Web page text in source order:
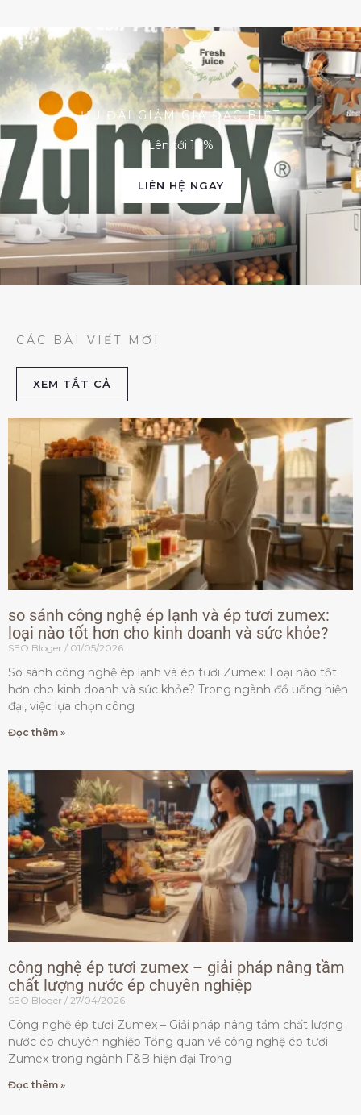
ƯU ĐÃI GIẢM GIÁ ĐẶC BIỆT
Lên tới 10%
LIÊN HỆ NGAY
CÁC BÀI VIẾT MỚI
XEM TẮT CẢ
so sánh công nghệ ép lạnh và ép tươi zumex:
loại nào tốt hơn cho kinh doanh và sức khỏe?
SEO Bloger 01/05/2026
So sánh công nghệ ép lạnh và ép tươi Zumex: Loại nào tốt
hơn cho kinh doanh và sức khỏe? Trong ngành đồ uống hiện
đại, việc lựa chọn công
Đọc thêm »
công nghệ ép tươi zumex – giải pháp nâng tầm
chất lượng nước ép chuyên nghiệp
SEO Bloger 27/04/2026
Công nghệ ép tươi Zumex – Giải pháp nâng tầm chất lượng
nước ép chuyên nghiệp Tổng quan về công nghệ ép tươi
Zumex trong ngành F&B hiện đại Trong
Đọc thêm »